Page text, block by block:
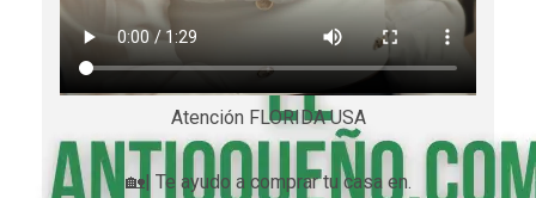
Atención FLORIDA USA
🏡| Te ayudo a comprar tu casa en.